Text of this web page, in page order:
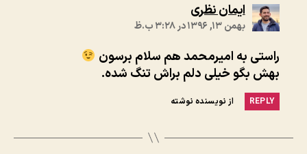
ایمان نظری
بهمن ۱۳, ۱۳۹۶ در ۳:۲۸ ب.ظ
راستی به امیرمحمد هم سلام برسون
بهش بگو خیلی دلم براش تنگ شده.
REPLY از نویسنده نوشته